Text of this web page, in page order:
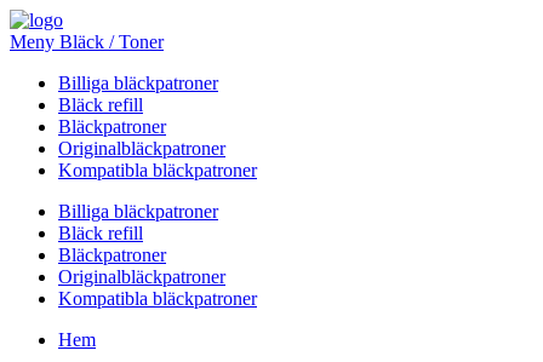
Meny Bläck / Toner
Billiga bläckpatroner
Bläck refill
Bläckpatroner
Originalbläckpatroner
Kompatibla bläckpatroner
Billiga bläckpatroner
Bläck refill
Bläckpatroner
Originalbläckpatroner
Kompatibla bläckpatroner
Hem